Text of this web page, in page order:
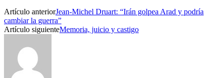
Artículo anteriorJean-Michel Druart: “Irán golpea Arad y podría
cambiar la guerra”
Artículo siguienteMemoria, juicio y castigo